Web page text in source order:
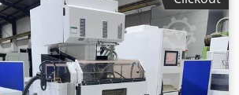
voor transport. Locatie: Dit item bevindt
VK. Een bedrag van £550 voor
het laden op geschikt transport wordt
factuur toegevoegd indien u dit item
en vastzetten zijn voor rekening van